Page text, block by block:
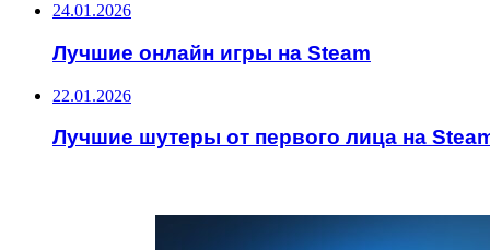
24.01.2026
Лучшие онлайн игры на Steam
22.01.2026
Лучшие шутеры от первого лица на